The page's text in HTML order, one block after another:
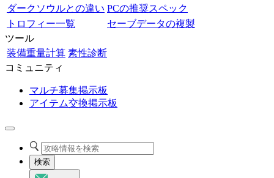
ダークソウルとの違い PCの推奨スペック
トロフィー一覧
セーブデータの複製
ツール
装備重量計算 素性診断
コミュニティ
マルチ募集掲示板
アイテム交換掲示板
検索